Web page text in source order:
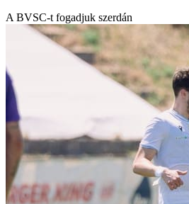
A BVSC-t fogadjuk szerdán